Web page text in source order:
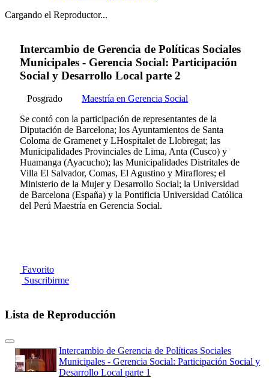
Cargando el Reproductor...
Intercambio de Gerencia de Políticas Sociales
Municipales - Gerencia Social: Participación
Social y Desarrollo Local parte 2
Posgrado
Maestría en Gerencia Social
Se contó con la participación de representantes de la
Diputación de Barcelona; los Ayuntamientos de Santa
Coloma de Gramenet y LHospitalet de Llobregat; las
Municipalidades Provinciales de Lima, Anta (Cusco) y
Huamanga (Ayacucho); las Municipalidades Distritales de
Villa El Salvador, Comas, El Agustino y Miraflores; el
Ministerio de la Mujer y Desarrollo Social; la Universidad
de Barcelona (España) y la Pontificia Universidad Católica
del Perú Maestría en Gerencia Social.
Favorito
Suscribirme
Lista de Reproducción
Intercambio de Gerencia de Políticas Sociales
Municipales - Gerencia Social: Participación Social y
Desarrollo Local parte 1